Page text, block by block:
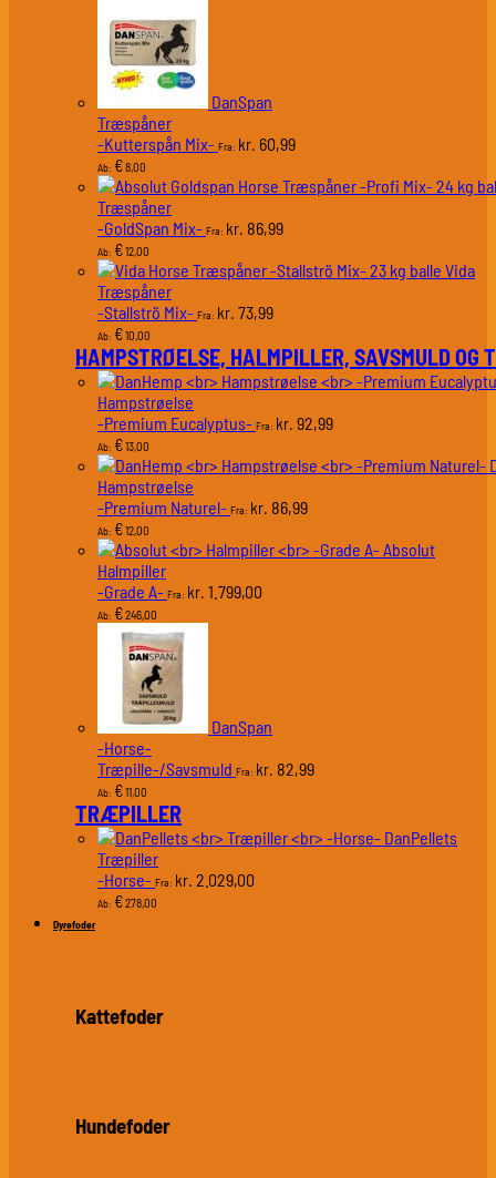
DanSpan
Træspåner
-Kutterspån Mix- Fra: kr. 60,99
Ab: €8,00
Træspåner
-GoldSpan Mix- Fra: kr. 86,99
Ab: €12,00
Vida
Træspåner
-Stallströ Mix- Fra: kr. 73,99
Ab: €10,00
HAMPSTRØELSE, HALMPILLER, SAVSMULD OG
Hampstrøelse
-Premium Eucalyptus- Fra: kr. 92,99
Ab: €13,00
Hampstrøelse
-Premium Naturel- Fra: kr. 86,99
Ab: €12,00
Absolut
Halmpiller
-Grade A- Fra: kr. 1.799,00
Ab: €246,00
DanSpan
-Horse-
Træpille-/Savsmuld Fra: kr. 82,99
Ab: €11,00
TRÆPILLER
DanPellets
Træpiller
-Horse- Fra: kr. 2.029,00
Ab: €278,00
Dyrefoder
Kattefoder
Hundefoder